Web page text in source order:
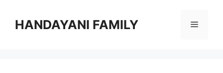
HANDAYANI FAMILY Menu